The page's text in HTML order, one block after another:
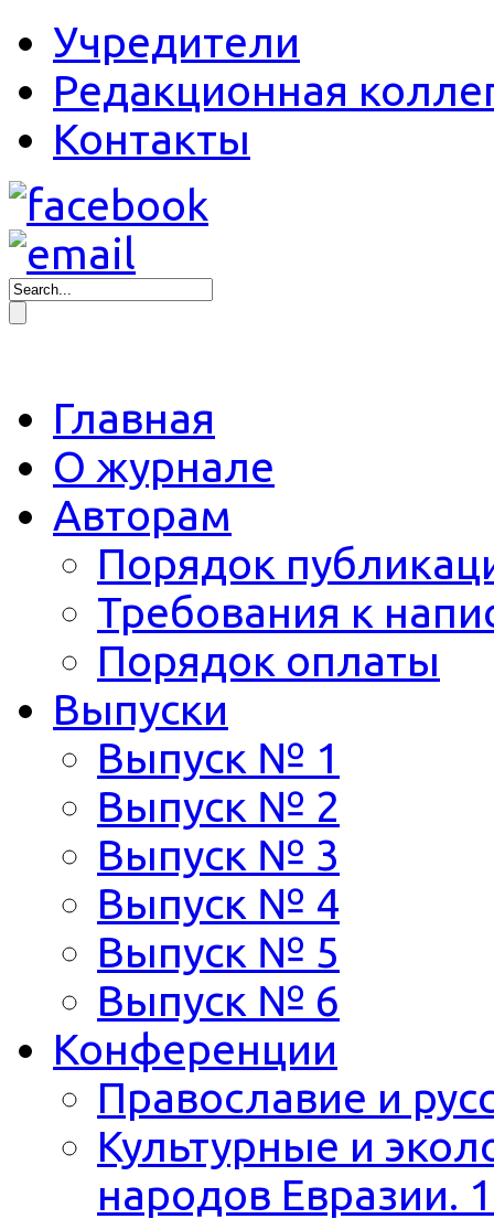
Учредители
Редакционная
Контакты
Главная
О журнале
Авторам
Порядок
Требования к
Порядок оплаты
Выпуски
Выпуск № 1
Выпуск № 2
Выпуск № 3
Выпуск № 4
Выпуск № 5
Выпуск № 6
Конференции
Православие и
Культурные и
народов Евразии.